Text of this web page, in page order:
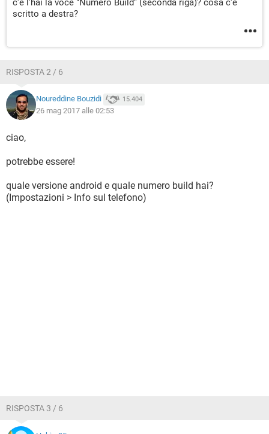
c'è l'hai la voce "Numero Build" (seconda riga)? cosa c'è
scritto a destra?
RISPOSTA 2 / 6
Noureddine Bouzidi 15.404
26 mag 2017 alle 02:53
ciao,
potrebbe essere!
quale versione android e quale numero build hai?
(Impostazioni > Info sul telefono)
RISPOSTA 3 / 6